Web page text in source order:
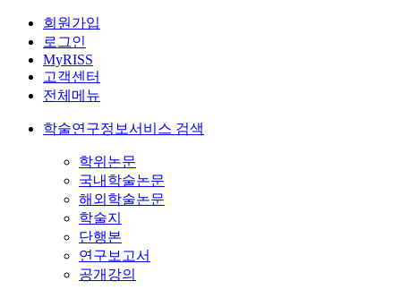
회원가입
로그인
MyRISS
고객센터
전체메뉴
학술연구정보서비스 검색
학위논문
국내학술논문
해외학술논문
학술지
단행본
연구보고서
공개강의